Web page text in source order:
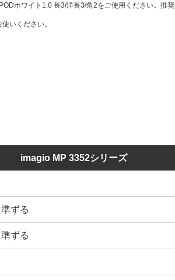
ホワイト1.0 長3/洋長3/角2をご使用ください。推
いください。
imagio MP 3352シリーズ
ずる
ずる